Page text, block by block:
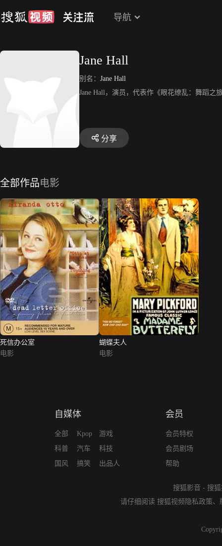
导航
Jane Hall
别名： Jane Hall
Jane Hall，演员，代表作《眼花缭乱：舞蹈之
分享
全部作品电影
死信办公室
电影
蝴蝶夫人
电影
自媒体
全部
科普
国风
Kpop
汽车
搞笑
游戏
科技
出品人
会员
会员特权
会员剧场
帮助
搜狐影音 - 搜
请仔细阅读 搜狐视频隐私政策、